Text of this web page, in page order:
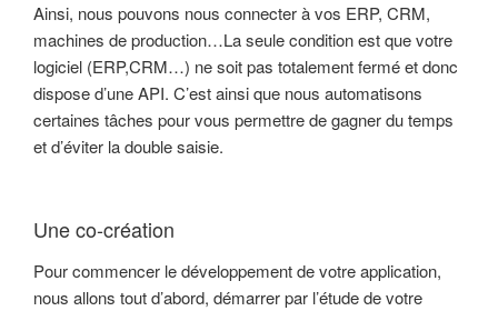
Ainsi, nous pouvons nous connecter à vos ERP, CRM,
machines de production…La seule condition est que votre
logiciel (ERP,CRM…) ne soit pas totalement fermé et donc
dispose d’une API. C’est ainsi que nous automatisons
certaines tâches pour vous permettre de gagner du temps
et d’éviter la double saisie.
Une co-création
Pour commencer le développement de votre application,
nous allons tout d’abord, démarrer par l’étude de votre